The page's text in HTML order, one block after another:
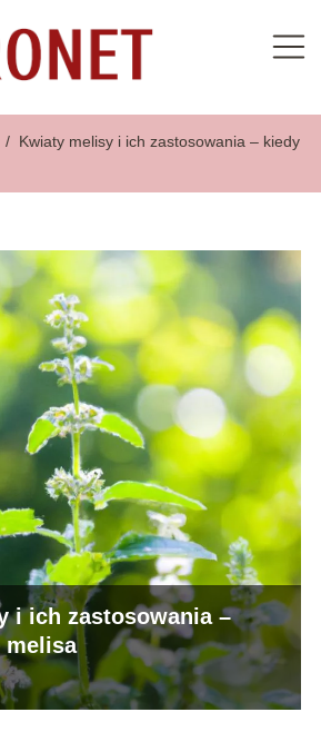
/ Kwiaty melisy i ich zastosowania – kiedy
i ich zastosowania –
melisa